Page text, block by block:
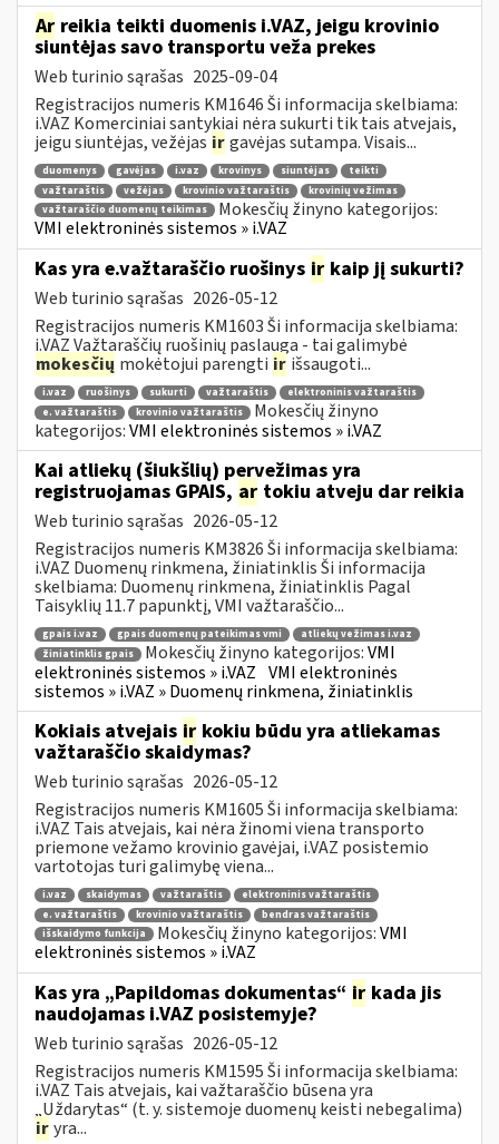
Ar reikia teikti duomenis i.VAZ, jeigu krovinio
siuntėjas savo transportu veža prekes
Web turinio sąrašas 2025-09-04
Registracijos numeris KM1646 Ši informacija skelbiama:
i.VAZ Komerciniai santykiai nėra sukurti tik tais atvejais,
jeigu siuntėjas, vežėjas irgavėjas sutampa. Visais...
duomenys gavėjas i.vaz krovinys siuntėjas
teikti
važtaraštis
vežėjas krovinio važtaraštis
krovinių vežimas
važtaraščio duomenų teikimas
Mokesčių žinyno kategorijos:
VMI elektroninės sistemos » i.VAZ
Kas yra e.važtaraščio ruošinys ir kaip jį sukurti?
Web turinio sąrašas 2026-05-12
Registracijos numeris KM1603 Ši informacija skelbiama:
i.VAZ Važtaraščių ruošinių paslauga - tai galimybė
mokesčių mokėtojui parengti ir išsaugoti...
i.vaz ruošinys sukurti važtaraštis
elektroninis važtaraštis
e. važtaraštis
krovinio važtaraštis
Mokesčių žinyno
kategorijos:VMI elektroninės sistemos » i.VAZ
Kai atliekų (šiukšlių) pervežimas yra
registruojamas GPAIS, ar tokiu atveju dar reikia
Web turinio sąrašas 2026-05-12
Registracijos numeris KM3826 Ši informacija skelbiama:
i.VAZ Duomenų rinkmena, žiniatinklis Ši informacija
skelbiama: Duomenų rinkmena, žiniatinklis Pagal
Taisyklių 11.7 papunktį, VMI važtaraščio...
gpais i.vaz gpais duomenų pateikimas vmi
atliekų vežimas i.vaz
žiniatinklis gpais
Mokesčių žinyno kategorijos:VMI
elektroninės sistemos » i.VAZ VMI elektroninės
sistemos » i.VAZ » Duomenų rinkmena, žiniatinklis
Kokiais atvejais ir kokiu būdu yra atliekamas
važtaraščio skaidymas?
Web turinio sąrašas 2026-05-12
Registracijos numeris KM1605 Ši informacija skelbiama:
i.VAZ Tais atvejais, kai nėra žinomi viena transporto
priemone vežamo krovinio gavėjai, i.VAZ posistemio
vartotojas turi galimybę viena...
i.vaz skaidymas važtaraštis
elektroninis važtaraštis
e. važtaraštis
krovinio važtaraštis
bendras važtaraštis
išskaidymo funkcija
Mokesčių žinyno kategorijos:VMI
elektroninės sistemos » i.VAZ
Kas yra „Papildomas dokumentas“ ir kada jis
naudojamas i.VAZ posistemyje?
Web turinio sąrašas 2026-05-12
Registracijos numeris KM1595 Ši informacija skelbiama:
i.VAZ Tais atvejais, kai važtaraščio būsena yra
„Uždarytas“ (t. y. sistemoje duomenų keisti nebegalima)
iryra...